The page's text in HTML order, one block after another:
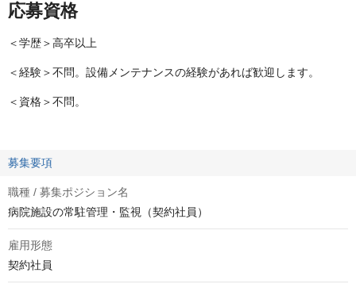
応募資格
＜学歴＞高卒以上
＜経験＞不問。設備メンテナンスの経験があれば歓迎します。
＜資格＞不問。
募集要項
職種 / 募集ポジション名
病院施設の常駐管理・監視（契約社員）
雇用形態
契約社員